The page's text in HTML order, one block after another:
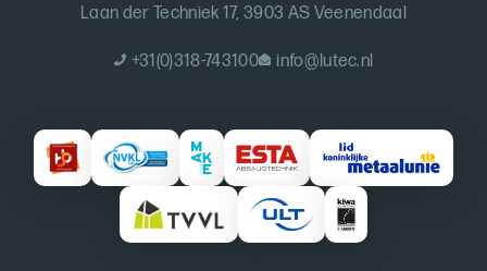
Laan der Techniek 17, 3903 AS Veenendaal
+31(0)318-743100 info@lutec.nl